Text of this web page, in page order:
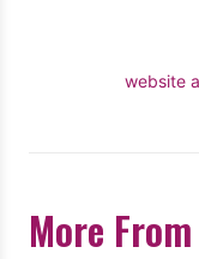
website
More